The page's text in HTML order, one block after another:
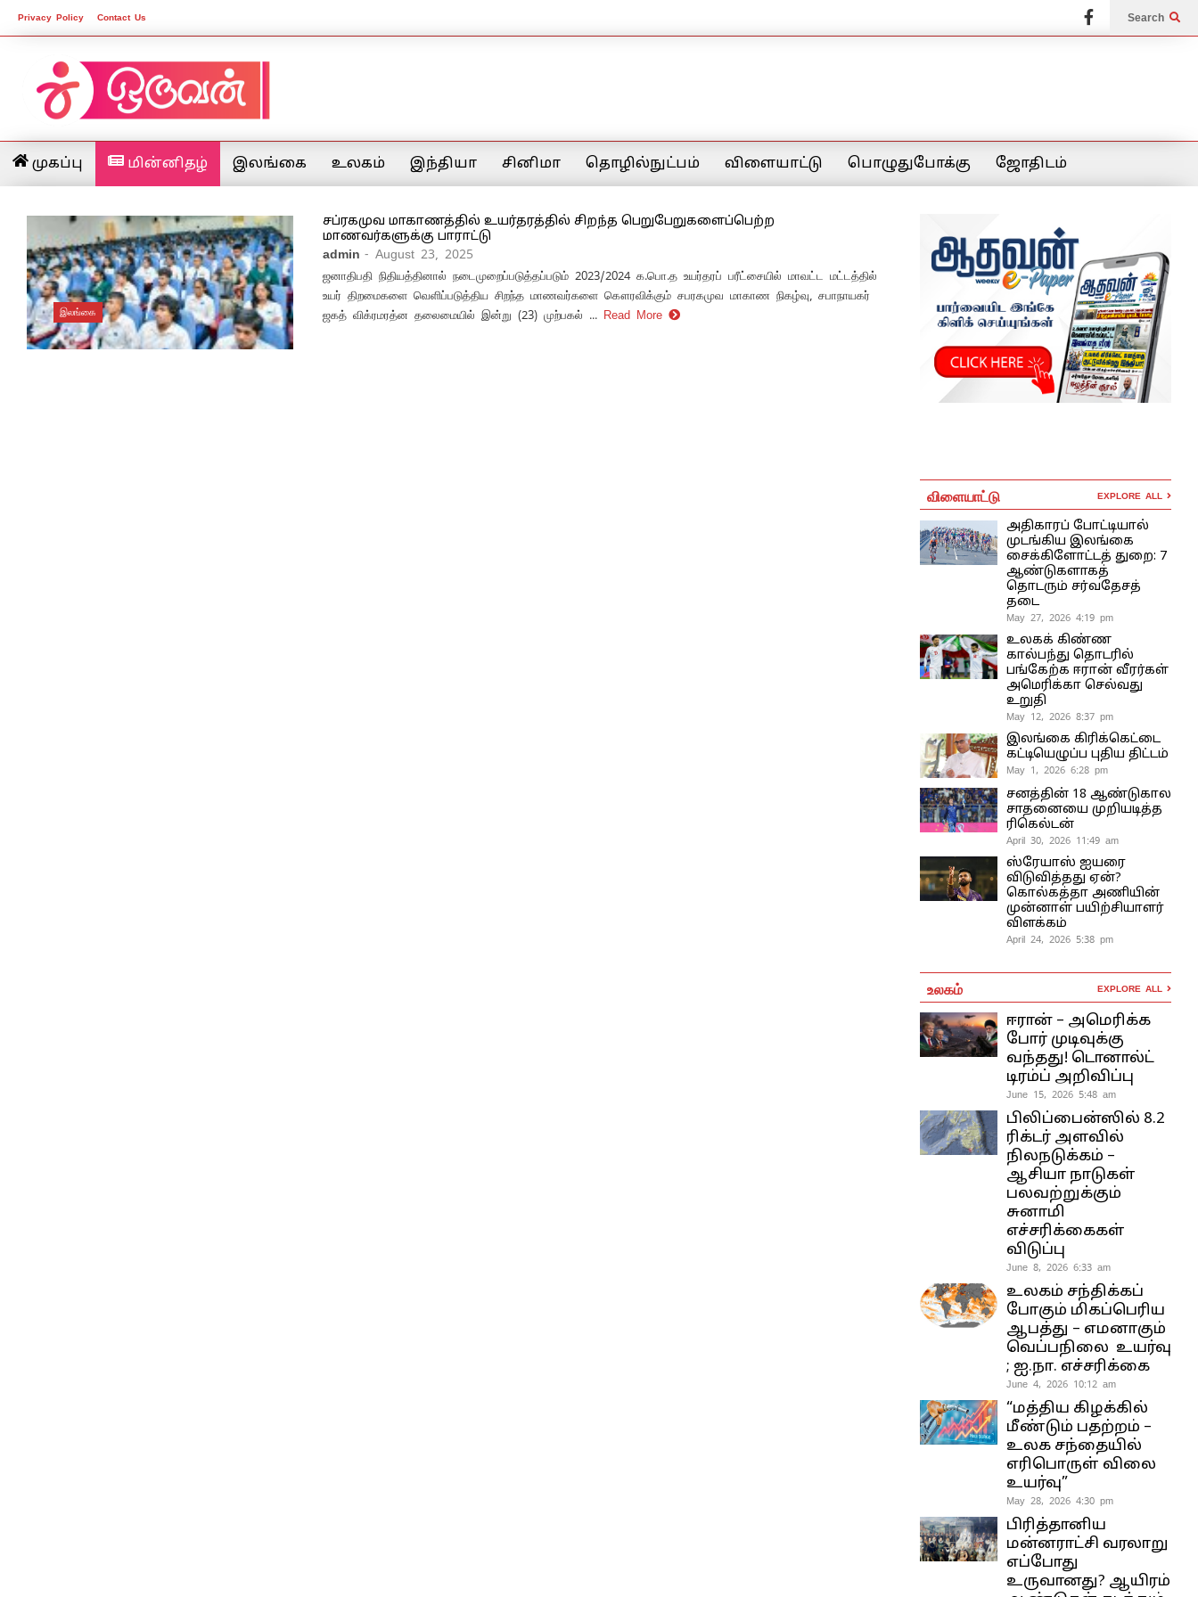
Privacy Policy Contact Us Search
முகப்பு மின்னிதழ் இலங்கை உலகம் இந்தியா சினிமா தொழில்நுட்பம் விளையாட்டு பொழுதுபோக்கு ஜோதிடம்
இலங்கை
சப்ரகமுவ மாகாணத்தில் உயர்தரத்தில் சிறந்த பெறுபேறுகளைப்பெற்ற
மாணவர்களுக்கு பாராட்டு
admin - August 23, 2025
ஜனாதிபதி நிதியத்தினால் நடைமுறைப்படுத்தப்படும் 2023/2024 க.பொ.த உயர்தரப் பரீட்சையில் மாவட்ட மட்டத்தில்
உயர் திறமைகளை வெளிப்படுத்திய சிறந்த மாணவர்களை கௌரவிக்கும் சபரகமுவ மாகாண நிகழ்வு, சபாநாயகர்
ஜகத் விக்ரமரத்ன தலைமையில் இன்று (23) முற்பகல் ... Read More
விளையாட்டு EXPLORE ALL
அதிகாரப் போட்டியால்
முடங்கிய இலங்கை
சைக்கிளோட்டத் துறை: 7
ஆண்டுகளாகத்
தொடரும் சர்வதேசத்
தடை
May 27, 2026 4:19 pm
உலகக் கிண்ண
கால்பந்து தொடரில்
பங்கேற்க ஈரான் வீரர்கள்
அமெரிக்கா செல்வது
உறுதி
May 12, 2026 8:37 pm
இலங்கை கிரிக்கெட்டை
கட்டியெழுப்ப புதிய திட்டம்
May 1, 2026 6:28 pm
சனத்தின் 18 ஆண்டுகால
சாதனையை முறியடித்த
ரிகெல்டன்
April 30, 2026 11:49 am
ஸ்ரேயாஸ் ஐயரை
விடுவித்தது ஏன்?
கொல்கத்தா அணியின்
முன்னாள் பயிற்சியாளர்
விளக்கம்
April 24, 2026 5:38 pm
உலகம் EXPLORE ALL
ஈரான் – அமெரிக்க
போர் முடிவுக்கு
வந்தது! டொனால்ட்
டிரம்ப் அறிவிப்பு
June 15, 2026 5:48 am
பிலிப்பைன்ஸில் 8.2
ரிக்டர் அளவில்
நிலநடுக்கம் –
ஆசியா நாடுகள்
பலவற்றுக்கும்
சுனாமி
எச்சரிக்கைகள்
விடுப்பு
June 8, 2026 6:33 am
உலகம் சந்திக்கப்
போகும் மிகப்பெரிய
ஆபத்து – எமனாகும்
வெப்பநிலை உயர்வு
; ஐ.நா. எச்சரிக்கை
June 4, 2026 10:12 am
“மத்திய கிழக்கில்
மீண்டும் பதற்றம் –
உலக சந்தையில்
எரிபொருள் விலை
உயர்வு”
May 28, 2026 4:30 pm
பிரித்தானிய
மன்னராட்சி வரலாறு
எப்போது
உருவானது? ஆயிரம்